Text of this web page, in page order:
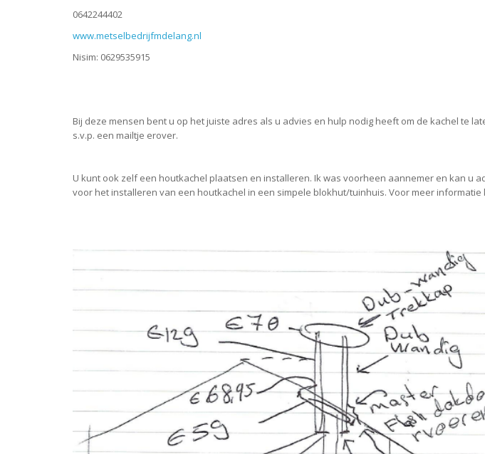
0642244402
www.metselbedrijfmdelang.nl
Nisim: 0629535915
Bij deze mensen bent u op het juiste adres als u advies en hulp nodig heeft om de kachel te
s.v.p. een mailtje erover.
U kunt ook zelf een houtkachel plaatsen en installeren. Ik was voorheen aannemer en kan
voor het installeren van een houtkachel in een simpele blokhut/tuinhuis. Voor meer